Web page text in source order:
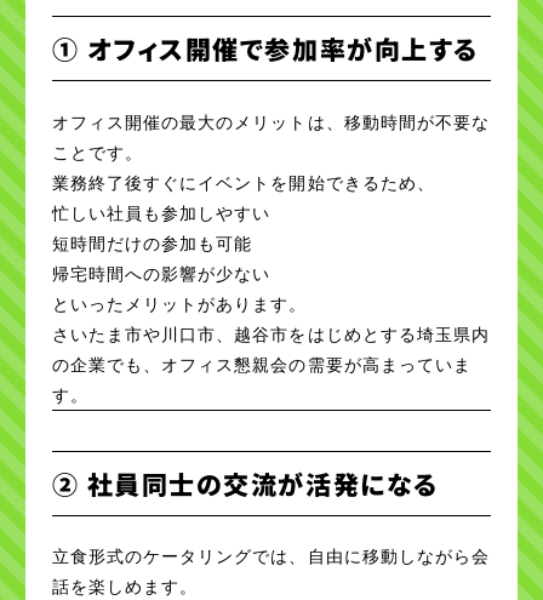
① オフィス開催で参加率が向上する
オフィス開催の最大のメリットは、移動時間が不要な
ことです。
業務終了後すぐにイベントを開始できるため、
忙しい社員も参加しやすい
短時間だけの参加も可能
帰宅時間への影響が少ない
といったメリットがあります。
さいたま市や川口市、越谷市をはじめとする埼玉県内
の企業でも、オフィス懇親会の需要が高まっていま
す。
② 社員同士の交流が活発になる
立食形式のケータリングでは、自由に移動しながら会
話を楽しめます。